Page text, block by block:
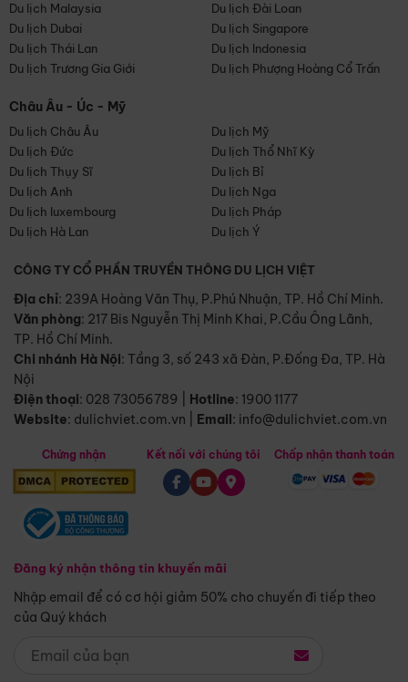
Du lịch Malaysia
Du lịch Đài Loan
Du lịch Dubai
Du lịch Singapore
Du lịch Thái Lan
Du lịch Indonesia
Du lịch Trương Gia Giới
Du lịch Phượng Hoàng Cổ Trấn
Châu Âu - Úc - Mỹ
Du lịch Châu Âu
Du lịch Mỹ
Du lịch Đức
Du lịch Thổ Nhĩ Kỳ
Du lịch Thụy Sĩ
Du lịch Bỉ
Du lịch Anh
Du lịch Nga
Du lịch luxembourg
Du lịch Pháp
Du lịch Hà Lan
Du lịch Ý
CÔNG TY CỔ PHẦN TRUYỀN THÔNG DU LỊCH VIỆT
Địa chỉ: 239A Hoàng Văn Thụ, P.Phú Nhuận, TP. Hồ Chí Minh.
Văn phòng: 217 Bis Nguyễn Thị Minh Khai, P.Cầu Ông Lãnh,
TP. Hồ Chí Minh.
Chi nhánh Hà Nội: Tầng 3, số 243 xã Đàn, P.Đống Đa, TP. Hà
Nội
Điện thoại: 028 73056789 Hotline: 1900 1177
Website: dulichviet.com.vn Email: info@dulichviet.com.vn
Chứng nhận
Đăng ký nhận thông tin khuyến mãi
Nhập email để có cơ hội giảm 50% cho chuyến đi tiếp theo
của Quý khách
Kết nối với chúng tôi Chấp nhận thanh toán